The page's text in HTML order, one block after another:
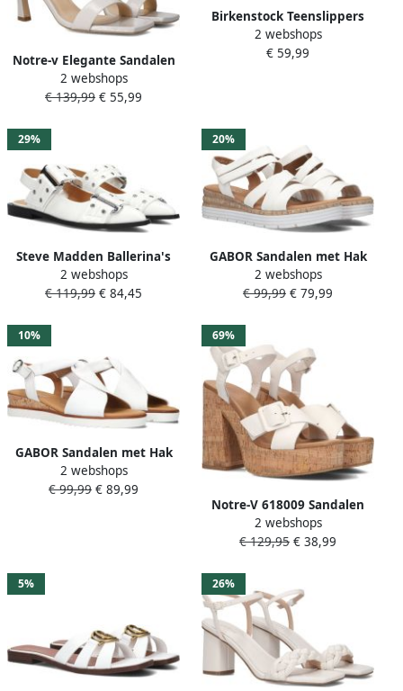
Notre-v Elegante Sandalen
met Hak Model 86605
2 webshops
€ 139,99 € 55,99
Birkenstock Teenslippers
Sandales Gizeh Kids BS
1029796 en liège
2 webshops
€ 59,99
29%
Steve Madden Ballerina's
met gestructureerde zool
model 'AVE'
2 webshops
€ 119,99 € 84,45
20%
GABOR Sandalen met Hak
Dames 702.2 Maat: 42
Materiaal: Leer Kleur: Wit
2 webshops
€ 99,99 € 79,99
10%
GABOR Sandalen met Hak
Dames 751.1 Maat: 38 5
Materiaal: Leer Kleur: Wit
2 webshops
€ 99,99 € 89,99
69%
Notre-V 618009 Sandalen
Dames Wit
2 webshops
€ 129,95 € 38,99
5% 26%